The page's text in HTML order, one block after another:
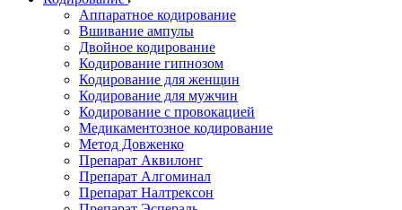
Аппаратное кодирование
Вшивание ампулы
Двойное кодирование
Кодирование гипнозом
Кодирование для женщин
Кодирование для мужчин
Кодирование с провокацией
Медикаментозное кодирование
Метод Довженко
Препарат Аквилонг
Препарат Алгоминал
Препарат Налтрексон